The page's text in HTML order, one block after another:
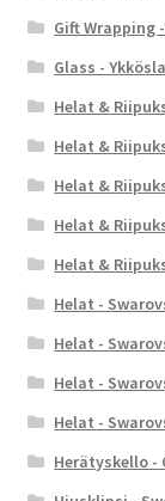
Gift Wrapping
Glass -
Helat &
Helat &
Helat &
Helat &
Helat &
Helat -
Helat -
Helat -
Helat -
Herätyskello -